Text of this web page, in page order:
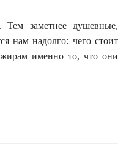
Тем заметнее душевные,
нам надолго: чего стоит
именно то, что они